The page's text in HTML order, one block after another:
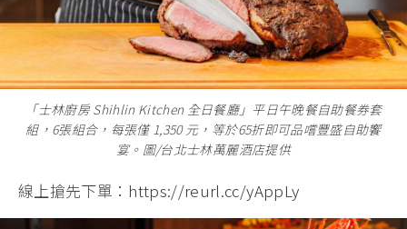
「士林廚房 Shihlin Kitchen 全日餐廳」平日午晚餐自助餐券套
組，6張組合，每張僅 1,350 元，等於65折即可品嚐豐盛自助饗
宴。圖/台北士林萬麗酒店提供
線上搶先下單： https://reurl.cc/yAppLy